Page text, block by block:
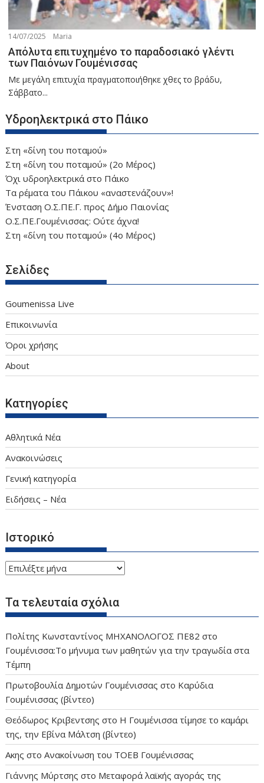
14/07/2025 Maria
Απόλυτα επιτυχημένο το παραδοσιακό γλέντι
των Παιόνων Γουμένισσας
Με μεγάλη επιτυχία πραγματοποιήθηκε χθες το βράδυ,
Σάββατο...
Υδροηλεκτρικά στο Πάικο
Στη «δίνη του ποταμού»
Στη «δίνη του ποταμού» (2ο Μέρος)
Όχι υδροηλεκτρικά στο Πάικο
Τα ρέματα του Πάικου «αναστενάζουν»!
Ένσταση Ο.Σ.ΠΕ.Γ. προς Δήμο Παιονίας
Ο.Σ.ΠΕ.Γουμένισσας: Ούτε άχνα!
Στη «δίνη του ποταμού» (4ο Μέρος)
Σελίδες
Goumenissa Live
Επικοινωνία
Όροι χρήσης
About
Κατηγορίες
Αθλητικά Νέα
Ανακοινώσεις
Γενική κατηγορία
Ειδήσεις – Νέα
Ιστορικό
Ιστορικό
Τα τελευταία σχόλια
Πολίτης Κωνσταντίνος ΜΗΧΑΝΟΛΟΓΟΣ ΠΕ82 στο
Γουμένισσα:Το μήνυμα των μαθητών για την τραγωδία στα
Τέμπη
Πρωτοβουλία Δημοτών Γουμένισσας στο Καρύδια
Γουμένισσας (βίντεο)
Θεόδωρος Κριβεντσης στο Η Γουμένισσα τίμησε το καμάρι
της, την Εβίνα Μάλτση (βίντεο)
Ακης στοΑνακοίνωση του ΤΟΕΒ Γουμένισσας
Γιάννης Μύρτσης στο Μεταφορά λαϊκής αγοράς της